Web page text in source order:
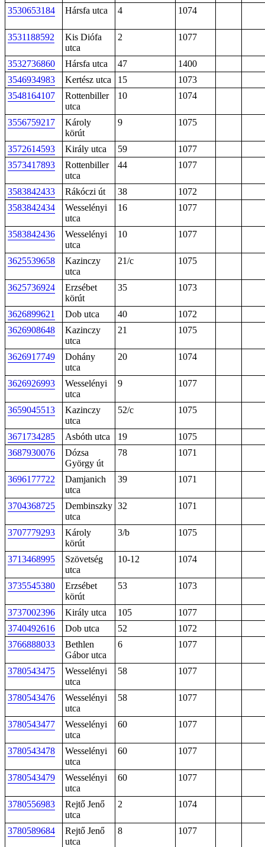
3530653184 Hársfa utca 4 1074
3531188592
Kis Diófa
utca
2 1077
3532736860 Hársfa utca 47
1400
3546934983
Kertész utca 15
1073
3548164107
Rottenbiller
utca
10 1074
3556759217
Károly
körút
9 1075
3572614593 Király utca 59
1077
3573417893
Rottenbiller
utca
44 1077
3583842433 Rákóczi út 38
1072
3583842434
Wesselényi
utca
16 1077
3583842436
Wesselényi
utca
10 1077
3625539658
Kazinczy
utca
21/c 1075
3625736924
Erzsébet
körút
35 1073
3626899621 Dob utca 40
1072
3626908648
Kazinczy
utca
21 1075
3626917749
Dohány
utca
20 1074
3626926993
Wesselényi
utca
9 1077
3659045513
Kazinczy
utca
52/c 1075
3671734285 Asbóth utca 19
1075
3687930076
Dózsa
György út
78 1071
3696177722
Damjanich
utca
39 1071
3704368725
Dembinszky
utca
32 1071
3707779293
Károly
körút
3/b 1075
3713468995
Szövetség
utca
10-12 1074
3735545380
Erzsébet
körút
53 1073
3737002396 Király utca 105
1077
3740492616
Dob utca 52
1072
3766888033
Bethlen
Gábor utca
6 1077
3780543475
Wesselényi
utca
58 1077
3780543476
Wesselényi
utca
58 1077
3780543477
Wesselényi
utca
60 1077
3780543478
Wesselényi
utca
60 1077
3780543479
Wesselényi
utca
60 1077
3780556983
Rejtő Jenő
utca
2 1074
3780589684
Rejtő Jenő
utca
8 1077